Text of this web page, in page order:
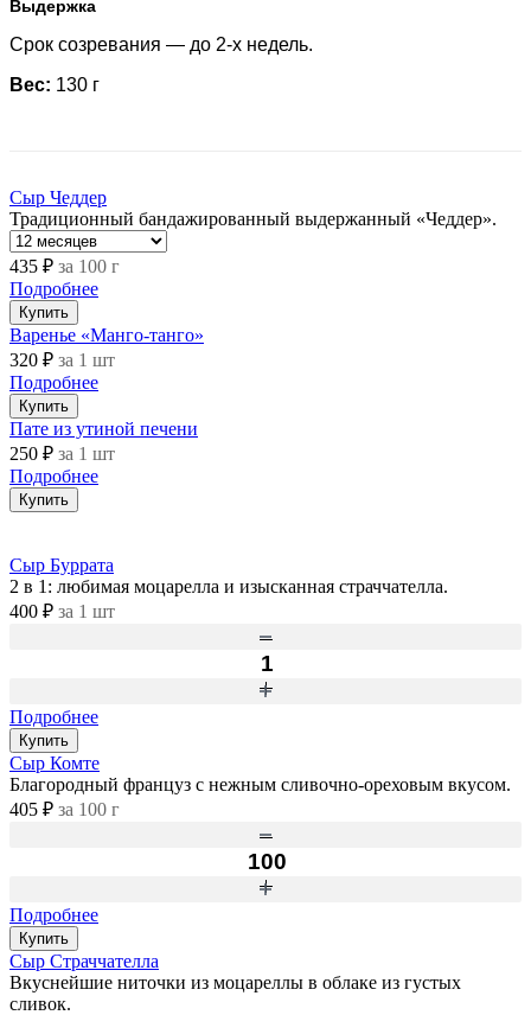
Выдержка
Срок созревания — до 2-х недель.
Вес: 130 г
Сыр Чеддер
Традиционный бандажированный выдержанный «Чеддер».
435 ₽ за 100 г
Подробнее
Купить
Варенье «Манго-танго»
320 ₽ за 1 шт
Подробнее
Купить
Пате из утиной печени
250 ₽ за 1 шт
Подробнее
Купить
Сыр Буррата
2 в 1: любимая моцарелла и изысканная страччателла.
400 ₽ за 1 шт
Подробнее
Купить
Сыр Комте
Благородный француз с нежным сливочно-ореховым вкусом.
405 ₽ за 100 г
Подробнее
Купить
Сыр Страччателла
Вкуснейшие ниточки из моцареллы в облаке из густых
сливок.